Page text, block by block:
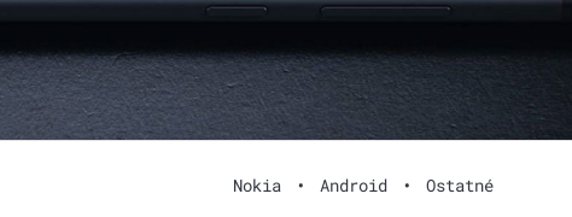
Nokia • Android • Ostatné